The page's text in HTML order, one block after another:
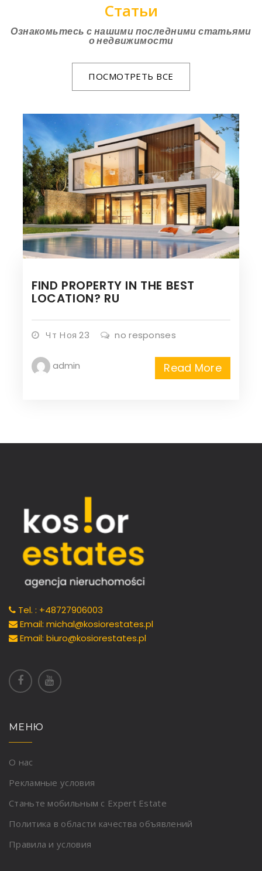
Статьи
Ознакомьтесь с нашими последними статьями
о недвижимости
ПОСМОТРЕТЬ ВСЕ
FIND PROPERTY IN THE BEST
LOCATION? RU
Чт Ноя 23 no responses
admin Read More
Tel. : +48727906003
Email: michal@kosiorestates.pl
Email: biuro@kosiorestates.pl
МЕНЮ
О нас
Рекламные условия
Станьте мобильным с Expert Estate
Политика в области качества объявлений
Правила и условия